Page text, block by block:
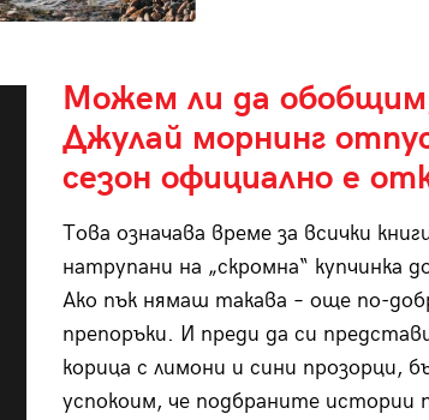
Можем ли да
Джулай морнинг
сезон официално е
Това означава време за всички
натрупани на „скромна“ купчинка
Ако пък нямаш такава – още по-
препоръки. И преди да си
корица с лимони и сини прозорци,
успокоим, че подбраните истории